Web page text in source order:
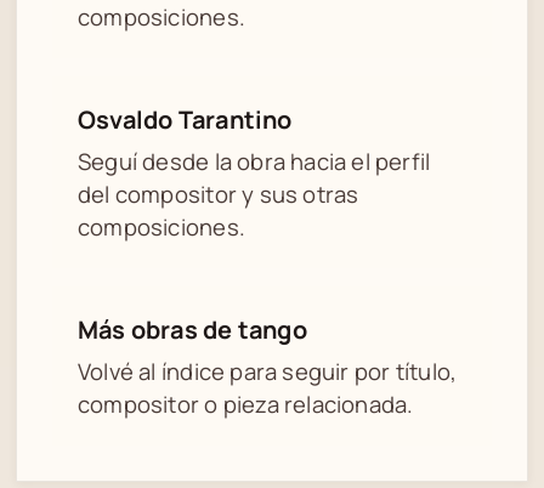
composiciones.
Osvaldo Tarantino
Seguí desde la obra hacia el perfil
del compositor y sus otras
composiciones.
Más obras de tango
Volvé al índice para seguir por título,
compositor o pieza relacionada.